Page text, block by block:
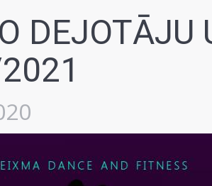
DEJOTĀJU